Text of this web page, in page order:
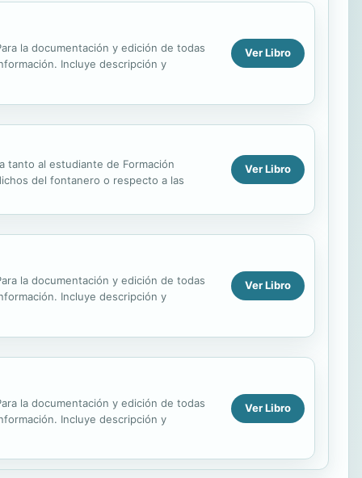
la documentación y edición de todas
Incluye descripción y
Ver Libro
tanto al estudiante de Formación
del fontanero o respecto a las
Ver Libro
la documentación y edición de todas
Incluye descripción y
Ver Libro
la documentación y edición de todas
Incluye descripción y
Ver Libro